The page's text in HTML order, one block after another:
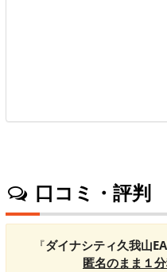
口コミ・評判
『ダイナシティ久我山
匿名のまま１